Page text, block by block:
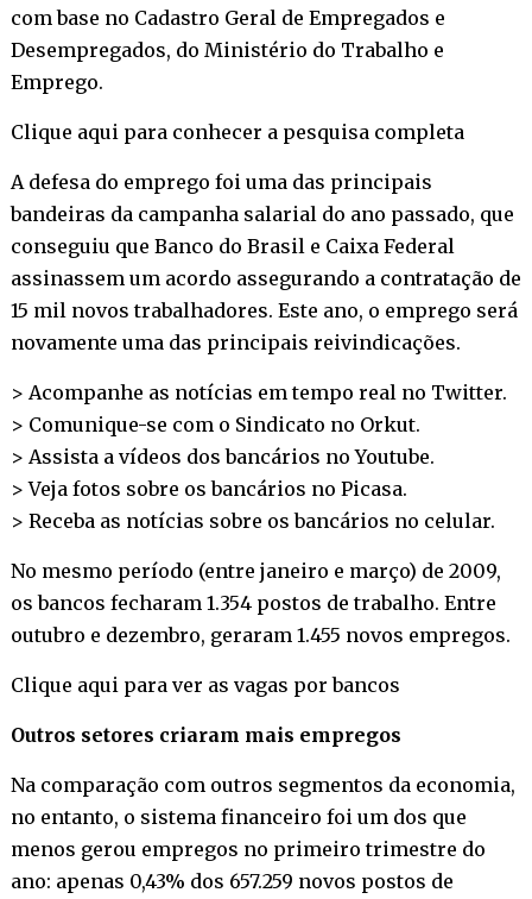
com base no Cadastro Geral de Empregados e
Desempregados, do Ministério do Trabalho e
Emprego.
Clique aqui para conhecer a pesquisa completa
A defesa do emprego foi uma das principais
bandeiras da campanha salarial do ano passado, que
conseguiu que Banco do Brasil e Caixa Federal
assinassem um acordo assegurando a contratação de
15 mil novos trabalhadores. Este ano, o emprego será
novamente uma das principais reivindicações.
> Acompanhe as notícias em tempo real no Twitter.
> Comunique-se com o Sindicato no Orkut.
> Assista a vídeos dos bancários noYoutube.
> Veja fotos sobre os bancários no Picasa.
> Receba as notícias sobre os bancários no celular.
No mesmo período (entre janeiro e março) de 2009,
os bancos fecharam 1.354 postos de trabalho. Entre
outubro e dezembro, geraram 1.455 novos empregos.
Clique aqui para ver as vagas por bancos
Outros setores criaram mais empregos
Na comparação com outros segmentos da economia,
no entanto, o sistema financeiro foi um dos que
menos gerou empregos no primeiro trimestre do
ano: apenas 0,43% dos 657.259 novos postos de